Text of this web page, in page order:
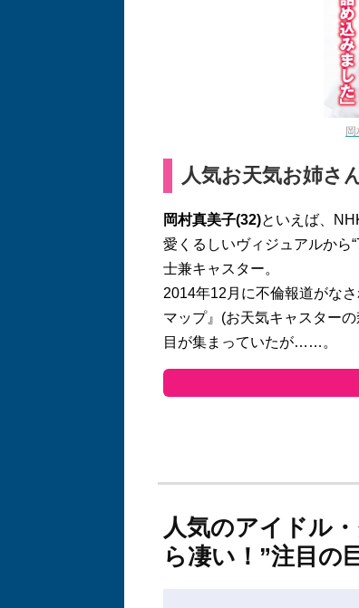
岡
人気お天気お姉さ
岡村真美子(32)といえば、
愛くるしいヴィジュアルから
士兼キャスター。
2014年12 月に不倫報道がな
マップ』 (お天気キャスター
目が集まっていたが…… 。
人気のアイドル
ら凄い！”注目の